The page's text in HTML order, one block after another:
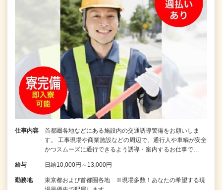
仕事内容
首都圏各地などにある施設内の交通誘導警備をお願いしま
す。 工事現場や商業施設などの周辺で、通行人や車輌が安全
かつスムーズに通行できるよう誘導・案内するお仕事で…
給与 日給10,000円～13,000円
勤務地
東京都および首都圏各地 ※現場多数！あなたの希望する現